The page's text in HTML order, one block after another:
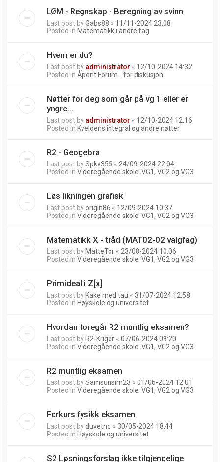
LØM - Regnskap - Beregning av svinn
Last post byGabs88 « 11/11-2024 23:08
Posted in Matematikk i andre fag
Hvem er du?
Last post by administrator « 12/10-2024 14:32
Posted in Åpent Forum - for diskusjon
Nøtter for deg som går på vg 1 eller er
yngre...
Last post by administrator « 12/10-2024 12:16
Posted in Kveldens integral og andre nøtter
R2 - Geogebra
Last post bySpkv355 « 24/09-2024 22:04
Posted in Videregående skole: VG1, VG2 og VG3
Løs likningen grafisk
Last post byorigin86 « 12/09-2024 10:37
Posted in Videregående skole: VG1, VG2 og VG3
Matematikk X - tråd (MAT02-02 valgfag)
Last post by MatteTor « 23/08-2024 10:06
Posted in Videregående skole: VG1, VG2 og VG3
Primideal i Z[x]
Last post by Kake med tau « 31/07-2024 12:58
Posted in Høyskole og universitet
Hvordan foregår R2 muntlig eksamen?
Last post by R2-Kriger « 07/06-2024 09:20
Posted in Videregående skole: VG1, VG2 og VG3
R2 muntlig eksamen
Last post bySamsunsim23 « 01/06-2024 12:01
Posted in Videregående skole: VG1, VG2 og VG3
Forkurs fysikk eksamen
Last post byduvetno « 30/05-2024 18:44
Posted in Høyskole og universitet
S2 Løsningsforslag ikke tilgjengelige